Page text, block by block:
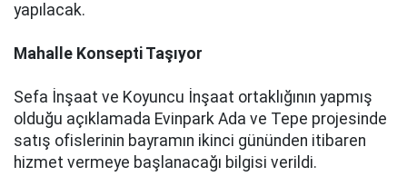
yapılacak.
Mahalle Konsepti Taşıyor
Sefa İnşaat ve Koyuncu İnşaat ortaklığının yapmış
olduğu açıklamada Evinpark Ada ve Tepe projesinde
satış ofislerinin bayramın ikinci gününden itibaren
hizmet vermeye başlanacağı bilgisi verildi.